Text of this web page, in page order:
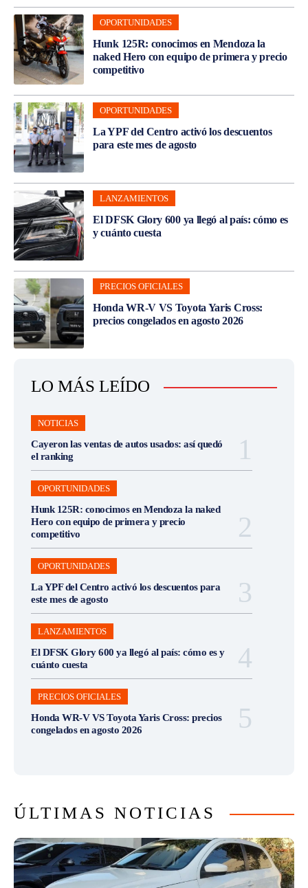
OPORTUNIDADES
Hunk 125R: conocimos en Mendoza la
naked Hero con equipo de primera y precio
competitivo
OPORTUNIDADES
La YPF del Centro activó los descuentos
para este mes de agosto
LANZAMIENTOS
El DFSK Glory 600 ya llegó al país: cómo es
y cuánto cuesta
PRECIOS OFICIALES
Honda WR-V VS Toyota Yaris Cross:
precios congelados en agosto 2026
LO MÁS LEÍDO
NOTICIAS
Cayeron las ventas de autos usados: así quedó
el ranking
OPORTUNIDADES
Hunk 125R: conocimos en Mendoza la naked
Hero con equipo de primera y precio
competitivo
OPORTUNIDADES
La YPF del Centro activó los descuentos para
este mes de agosto
LANZAMIENTOS
El DFSK Glory 600 ya llegó al país: cómo es y
cuánto cuesta
PRECIOS OFICIALES
Honda WR-V VS Toyota Yaris Cross: precios
congelados en agosto 2026
ÚLTIMAS NOTICIAS